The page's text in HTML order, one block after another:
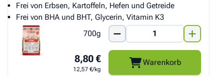
Frei von Erbsen, Kartoffeln, Hefen und Getreide
Frei von BHA und BHT, Glycerin, Vitamin K3
700g
8,80 €
12,57 €/kg
Warenkorb